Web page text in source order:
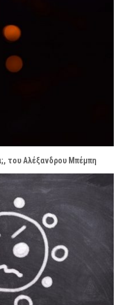
του Αλέξανδρου Μπέμπη